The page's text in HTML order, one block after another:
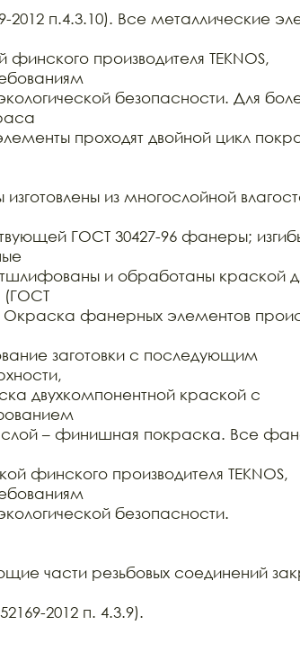
2012 п.4.3.10). Все металлические
производителя TEKNOS,
безопасности. Для
проходят двойной цикл
из многослойной
ГОСТ 30427-96 фанеры;
и обработаны краской
(ГОСТ
Окраска фанерных элементов
заготовки с последующим
двухкомпонентной краской с
слой – финишная покраска. Все
финского производителя TEKNOS,
безопасности.
части резьбовых соединений
2012 п. 4.3.9).